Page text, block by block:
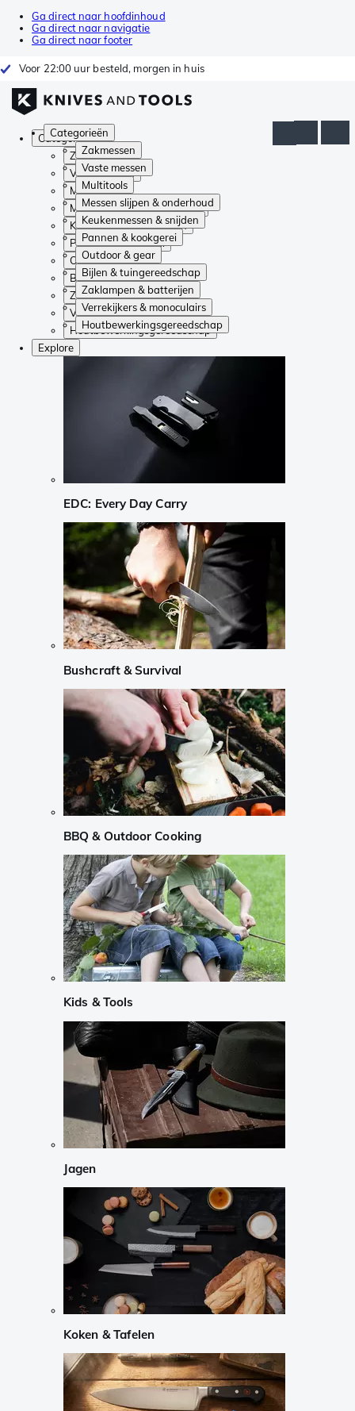
Ga direct naar hoofdinhoud
Ga direct naar navigatie
Ga direct naar footer
Voor 22:00 uur besteld, morgen in huis
Categorieën
Zakmessen
Vaste messen
Multitools
Messen slijpen & onderhoud
Keukenmessen & snijden
Pannen & kookgerei
Outdoor & gear
Bijlen & tuingereedschap
Zaklampen & batterijen
Verrekijkers & monoculairs
Houtbewerkingsgereedschap
Categorieën
Zakmessen
Vaste messen
Multitools
Messen slijpen & onderhoud
Keukenmessen & snijden
Pannen & kookgerei
Outdoor & gear
Bijlen & tuingereedschap
Zaklampen & batterijen
Verrekijkers & monoculairs
Houtbewerkingsgereedschap
Explore
EDC: Every Day Carry
Bushcraft & Survival
BBQ & Outdoor Cooking
Kids & Tools
Jagen
Koken & Tafelen